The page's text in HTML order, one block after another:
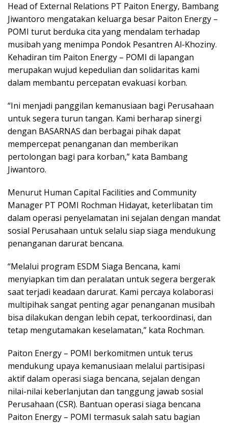
Head of External Relations PT Paiton Energy, Bambang
Jiwantoro mengatakan keluarga besar Paiton Energy –
POMI turut berduka cita yang mendalam terhadap
musibah yang menimpa Pondok Pesantren Al-Khoziny.
Kehadiran tim Paiton Energy – POMI di lapangan
merupakan wujud kepedulian dan solidaritas kami
dalam membantu percepatan evakuasi korban.
“Ini menjadi panggilan kemanusiaan bagi Perusahaan
untuk segera turun tangan. Kami berharap sinergi
dengan BASARNAS dan berbagai pihak dapat
mempercepat penanganan dan memberikan
pertolongan bagi para korban,” kata Bambang
Jiwantoro.
Menurut Human Capital Facilities and Community
Manager PT POMI Rochman Hidayat, keterlibatan tim
dalam operasi penyelamatan ini sejalan dengan mandat
sosial Perusahaan untuk selalu siap siaga mendukung
penanganan darurat bencana.
“Melalui program ESDM Siaga Bencana, kami
menyiapkan tim dan peralatan untuk segera bergerak
saat terjadi keadaan darurat. Kami percaya kolaborasi
multipihak sangat penting agar penanganan musibah
bisa dilakukan dengan lebih cepat, terkoordinasi, dan
tetap mengutamakan keselamatan,” kata Rochman.
Paiton Energy – POMI berkomitmen untuk terus
mendukung upaya kemanusiaan melalui partisipasi
aktif dalam operasi siaga bencana, sejalan dengan
nilai-nilai keberlanjutan dan tanggung jawab sosial
Perusahaan (CSR). Bantuan operasi siaga bencana
Paiton Energy – POMI termasuk salah satu bagian